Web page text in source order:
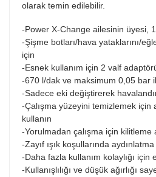
olarak temin edilebilir.
-Power X-Change ailesinin üyesi,
-Şişme botları/hava yataklarını/
için
-Esnek kullanım için 2 valf
-670 l/dak ve maksimum 0,05 bar
-Sadece eki değiştirerek
-Çalışma yüzeyini temizlemek için
kullanın
-Yorulmadan çalışma için kilitleme
-Zayıf ışık koşullarında
-Daha fazla kullanım kolaylığı için
-Kullanışlılığı ve düşük ağırlığı